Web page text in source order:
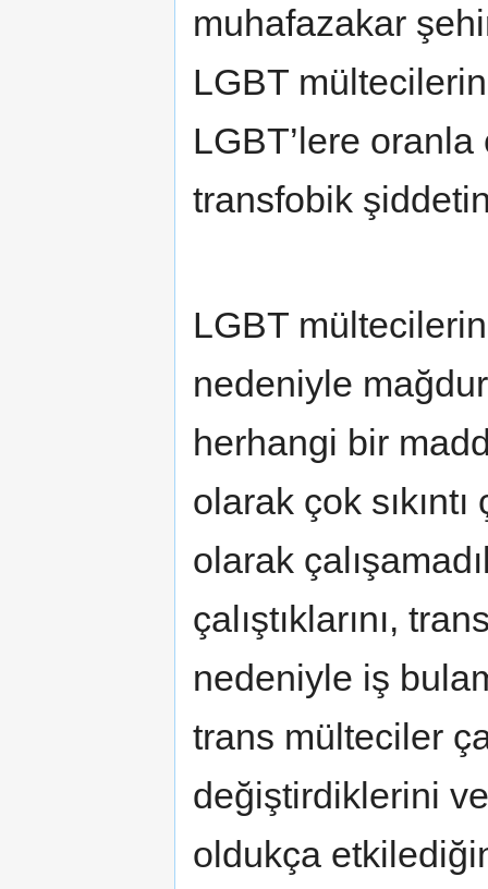
muhafazakar
LGBT
LGBT’lere
transfobik
LGBT
nedeniyle
herhangi bir
olarak çok
olarak
çalıştıklarını,
nedeniyle iş
trans mülteciler
değiştirdiklerini
oldukça